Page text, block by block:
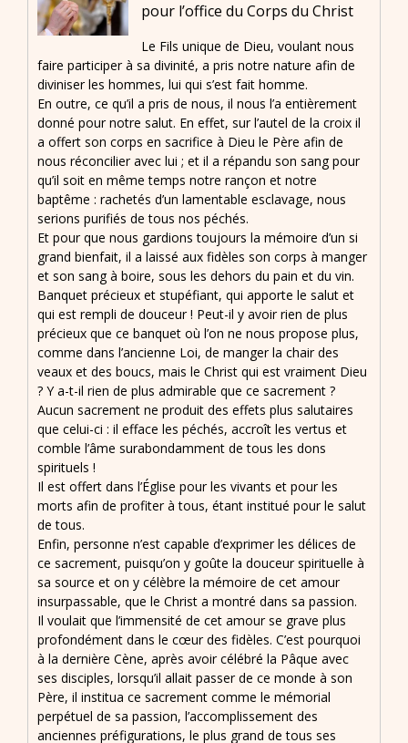
pour l’office du Corps du Christ
Le Fils unique de Dieu, voulant nous
faire participer à sa divinité, a pris notre nature afin de
diviniser les hommes, lui qui s’est fait homme.
En outre, ce qu’il a pris de nous, il nous l’a entièrement
donné pour notre salut. En effet, sur l’autel de la croix il
a offert son corps en sacrifice à Dieu le Père afin de
nous réconcilier avec lui ; et il a répandu son sang pour
qu’il soit en même temps notre rançon et notre
baptême : rachetés d’un lamentable esclavage, nous
serions purifiés de tous nos péchés.
Et pour que nous gardions toujours la mémoire d’un si
grand bienfait, il a laissé aux fidèles son corps à manger
et son sang à boire, sous les dehors du pain et du vin.
Banquet précieux et stupéfiant, qui apporte le salut et
qui est rempli de douceur ! Peut-il y avoir rien de plus
précieux que ce banquet où l’on ne nous propose plus,
comme dans l’ancienne Loi, de manger la chair des
veaux et des boucs, mais le Christ qui est vraiment Dieu
? Y a-t-il rien de plus admirable que ce sacrement ?
Aucun sacrement ne produit des effets plus salutaires
que celui-ci : il efface les péchés, accroît les vertus et
comble l’âme surabondamment de tous les dons
spirituels !
Il est offert dans l’Église pour les vivants et pour les
morts afin de profiter à tous, étant institué pour le salut
de tous.
Enfin, personne n’est capable d’exprimer les délices de
ce sacrement, puisqu’on y goûte la douceur spirituelle à
sa source et on y célèbre la mémoire de cet amour
insurpassable, que le Christ a montré dans sa passion.
Il voulait que l’immensité de cet amour se grave plus
profondément dans le cœur des fidèles. C’est pourquoi
à la dernière Cène, après avoir célébré la Pâque avec
ses disciples, lorsqu’il allait passer de ce monde à son
Père, il institua ce sacrement comme le mémorial
perpétuel de sa passion, l’accomplissement des
anciennes préfigurations, le plus grand de tous ses